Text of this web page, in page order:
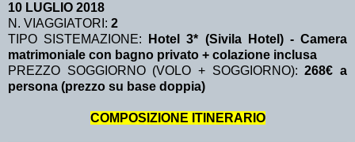
10 LUGLIO 2018
N. VIAGGIATORI: 2
TIPO SISTEMAZIONE:
Hotel 3* (Sivila Hotel) - Camera
matrimoniale con bagno privato + colazione inclusa
PREZZO SOGGIORNO (VOLO + SOGGIORNO):268€ a
persona (prezzo su base doppia)
COMPOSIZIONE ITINERARIO